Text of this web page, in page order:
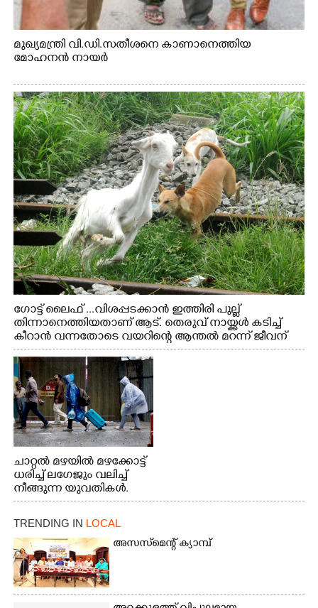
മുഖ്യമന്ത്രി വി.ഡി.സതീശനെ കാണാനെത്തിയ
മോഹനൻ നായർ
ഗോട്ട് ലൈഫ് ...വിശപ്പടക്കാൻ ഇത്തിരി പുല്ല്
തിന്നാനെത്തിയതാണ് ആട്. തെരുവ് നായ്ക്കൾ കടിച്ച്
കീറാൻ വന്നതോടെ വയറിന്റെ ആന്തൽ മറന്ന് ജീവന്
വേണ്ടിയായി ഓട്ടം. എറണാകുളം വാത്തുരുത്തിയിൽ
നിന്നുള്ള കാഴ്ച
ചാറ്റൽ മഴയിൽ മഴക്കോട്ട്
ധരിച്ച് ലഗേജും വലിച്ച്
നീങ്ങുന്ന യുവതികൾ.
എറണാകുളം മേനകയിൽ
നിന്നുള്ള കാഴ്ച
TRENDING IN LOCAL
അസസ്‌മെന്റ് ക്യാമ്പ്